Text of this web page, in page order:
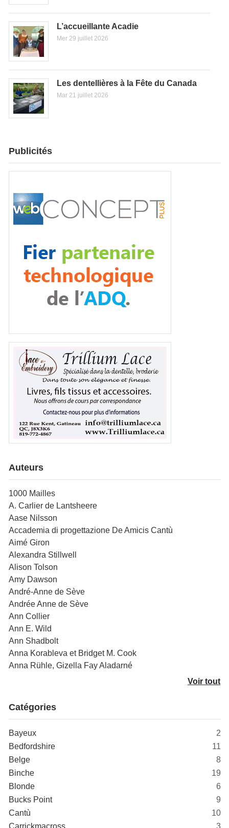
L’accueillante Acadie
Mer 29 juillet 2026
Les dentellières à la Fête du Canada
Mar 21 juillet 2026
Publicités
Auteurs
1000 Mailles
A. Carlier de Lantsheere
Aase Nilsson
Accademia di progettazione De Amicis Cantù
Aimé Giron
Alexandra Stillwell
Alison Tolson
Amy Dawson
André-Anne de Sève
Andrée Anne de Sève
Ann Collier
Ann E. Wild
Ann Shadbolt
Anna Korableva et Bridget M. Cook
Anna Rühle, Gizella Fay Aladarné
Voir tout
Catégories
Bayeux
2
Bedfordshire
11
Belge
8
Binche
19
Blonde
6
Bucks Point
9
Cantù
10
Carrickmacross
3